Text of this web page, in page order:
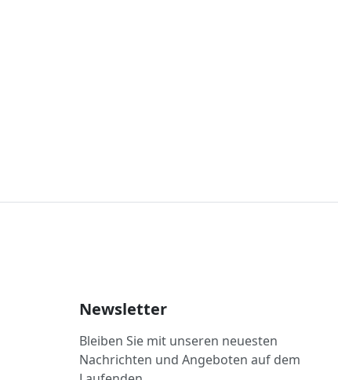
Newsletter
Bleiben Sie mit unseren neuesten
Nachrichten und Angeboten auf dem